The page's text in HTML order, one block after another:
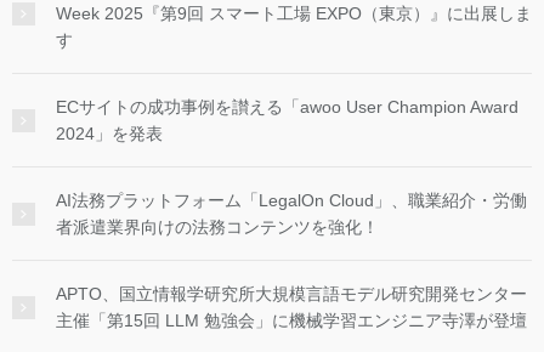
Week 2025『第9回 スマート工場 EXPO（東京）』に出展しま
す
ECサイトの成功事例を讃える「awoo User Champion Award
2024」を発表
AI法務プラットフォーム「LegalOn Cloud」、職業紹介・労働
者派遣業界向けの法務コンテンツを強化！
APTO、国立情報学研究所大規模言語モデル研究開発センター
主催「第15回 LLM 勉強会」に機械学習エンジニア寺澤が登壇